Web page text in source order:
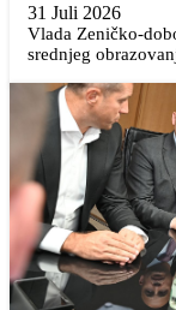
31 Juli 2026
Vlada Zeničko-
srednjeg